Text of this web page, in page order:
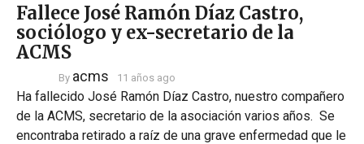
Fallece José Ramón Díaz Castro,
sociólogo y ex-secretario de la
ACMS
By acms 11 años ago
Ha fallecido José Ramón Díaz Castro, nuestro compañero
de la ACMS, secretario de la asociación varios años. Se
encontraba retirado a raíz de una grave enfermedad que le